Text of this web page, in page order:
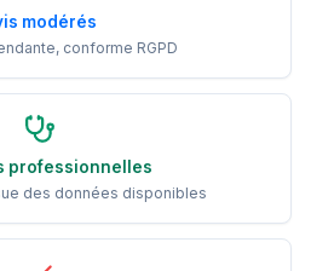
modérés
conforme RGPD
professionnelles
des données disponibles